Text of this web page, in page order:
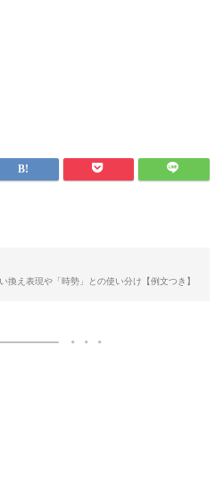
換え表現や「時勢」との使い分け【例文つき】